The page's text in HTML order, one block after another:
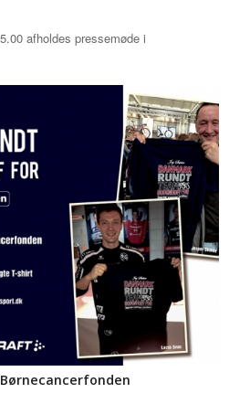
afholdes pressemøde i